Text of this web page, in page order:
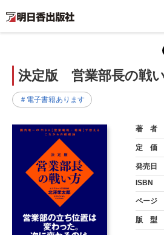
決定版 営業部長の戦
＃電子書籍あります
著 者
定 価
発売日
ISBN
ページ
版 型